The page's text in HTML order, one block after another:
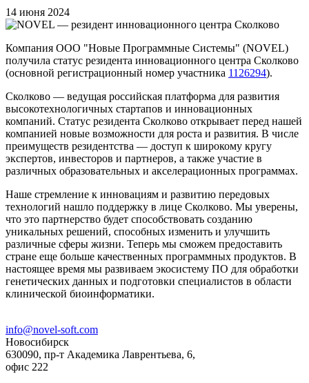
14 июня 2024
Компания ООО "Новые Программные Системы" (NOVEL)
получила статус резидента инновационного центра Сколково
(основной регистрационный номер участника 1126294).
Сколково — ведущая российская платформа для развития
высокотехнологичных стартапов и инновационных
компаний. Статус резидента Сколково открывает перед нашей
компанией новые возможности для роста и развития. В числе
преимуществ резидентства — доступ к широкому кругу
экспертов, инвесторов и партнеров, а также участие в
различных образовательных и акселерационных программах.
Наше стремление к инновациям и развитию передовых
технологий нашло поддержку в лице Сколково. Мы уверены,
что это партнерство будет способствовать созданию
уникальных решений, способных изменить и улучшить
различные сферы жизни. Теперь мы сможем предоставить
стране еще больше качественных программных продуктов. В
настоящее время мы развиваем экосистему ПО для обработки
генетических данных и подготовки специалистов в области
клинической биоинформатики.
info@novel-soft.com
Новосибирск
630090, пр-т Академика Лаврентьева, 6,
офис 222